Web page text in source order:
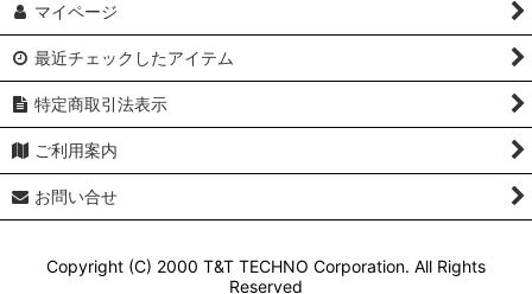
マイページ
最近チェックしたアイテム
特定商取引法表示
ご利用案内
お問い合せ
Copyright (C) 2000 T&T TECHNO Corporation. All Rights
Reserved